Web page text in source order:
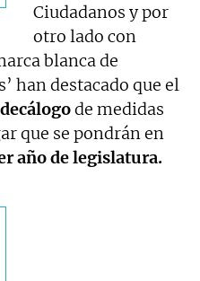
Ciudadanos y por
otro lado con
blanca de
han destacado que el
de medidas
que se pondrán en
año de legislatura.